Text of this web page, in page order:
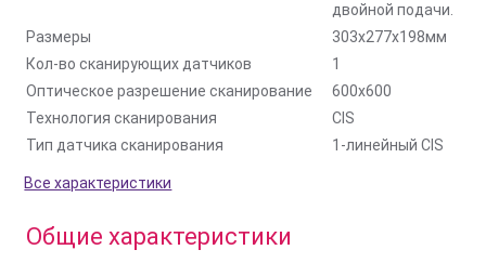
двойной подачи.
Размеры
303x277x198мм
Кол-во сканирующих датчиков
1
Оптическое разрешение сканирование
600x600
Технология сканирования
CIS
Тип датчика сканирования
1-линейный CIS
Все характеристики
Общие характеристики